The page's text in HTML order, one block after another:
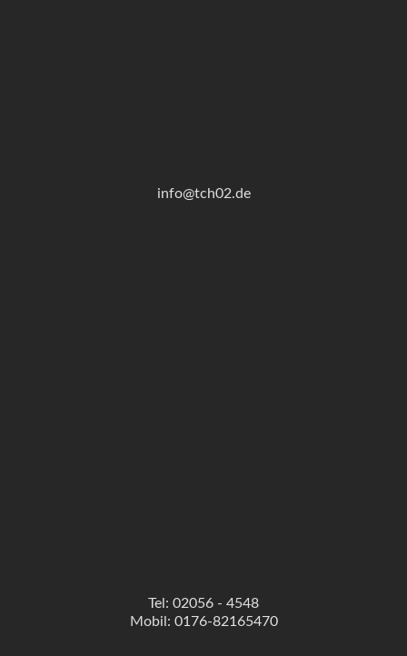
info@tch02.de
Tel: 02056 - 4548
Mobil: 0176-82165470